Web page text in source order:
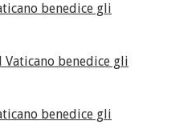
benedice gli
Vaticano benedice gli
benedice gli